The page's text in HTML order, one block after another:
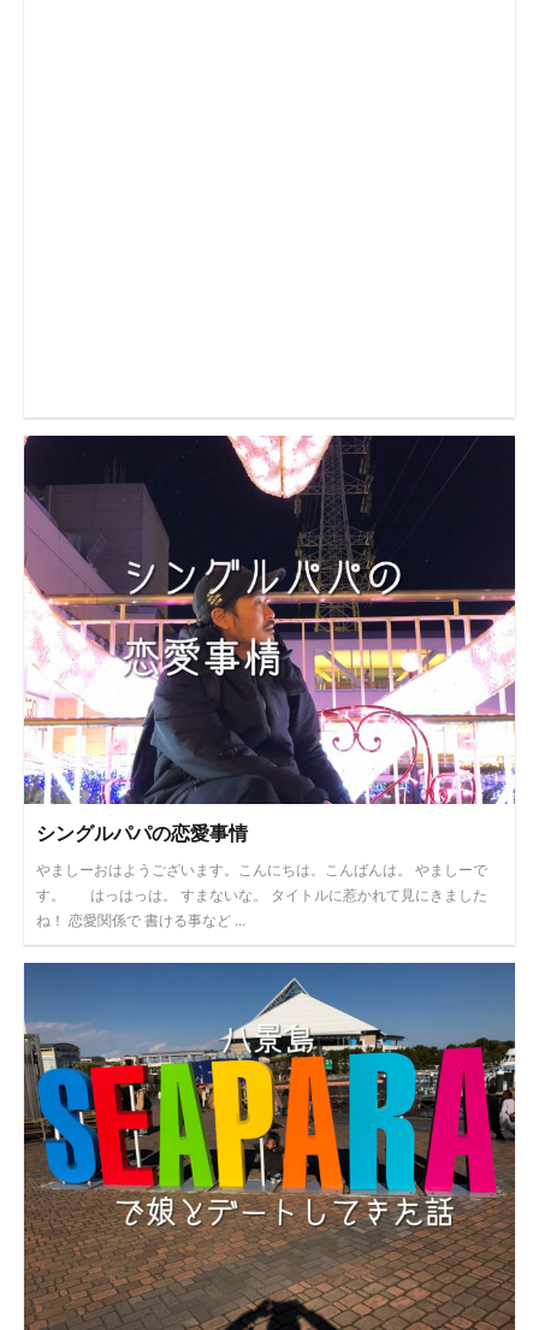
シングルパパの恋愛事情
やましーおはようございます。こんにちは。こんばんは。 やましーで
す。 はっはっは。 すまないな。 タイトルに惹かれて見にきました
ね！ 恋愛関係で 書ける事など ...